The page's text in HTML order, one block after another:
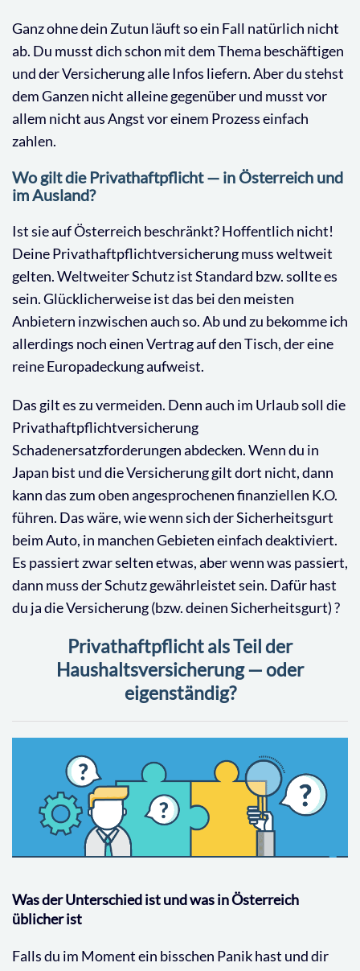
Ganz ohne dein Zutun läuft so ein Fall natürlich nicht
ab. Du musst dich schon mit dem Thema beschäftigen
und der Versicherung alle Infos liefern. Aber du stehst
dem Ganzen nicht alleine gegenüber und musst vor
allem nicht aus Angst vor einem Prozess einfach
zahlen.
Wo gilt die Privathaftpflicht — in Österreich und
im Ausland?
Ist sie auf Österreich beschränkt? Hoffentlich nicht!
Deine Privathaftpflichtversicherung muss weltweit
gelten. Weltweiter Schutz ist Standard bzw. sollte es
sein. Glücklicherweise ist das bei den meisten
Anbietern inzwischen auch so. Ab und zu bekomme ich
allerdings noch einen Vertrag auf den Tisch, der eine
reine Europadeckung aufweist.
Das gilt es zu vermeiden. Denn auch im Urlaub soll die
Privathaftpflichtversicherung
Schadenersatzforderungen abdecken. Wenn du in
Japan bist und die Versicherung gilt dort nicht, dann
kann das zum oben angesprochenen finanziellen K.O.
führen. Das wäre, wie wenn sich der Sicherheitsgurt
beim Auto, in manchen Gebieten einfach deaktiviert.
Es passiert zwar selten etwas, aber wenn was passiert,
dann muss der Schutz gewährleistet sein. Dafür hast
du ja die Versicherung (bzw. deinen Sicherheitsgurt) ?
Privathaftpflicht als Teil der
Haushaltsversicherung — oder
eigenständig?
Was der Unterschied ist und was in Österreich
üblicher ist
Falls du im Moment ein bisschen Panik hast und dir